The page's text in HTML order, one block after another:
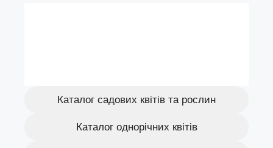
Каталог садових квітів та рослин
Каталог однорічних квітів